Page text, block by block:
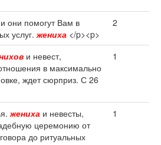
они помогут Вам в
услуг.жениха </p><p>
2
и невест,
в максимально
ждет сюрприз. С 26
1
жениха и невесты,
церемонию от
до ритуальных
1